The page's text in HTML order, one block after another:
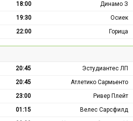
18:00
Динамо З
19:30
Осиек
22:00 Горица
20:45
Эстудиантес ЛП
20:45
Атлетико Сармьенто
23:00
Ривер Плейт
01:15
Велес Сарсфилд